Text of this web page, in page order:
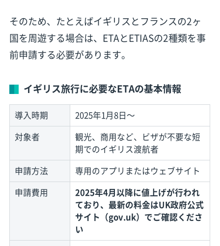
そのため、たとえばイギリスとフランスの2ヶ
国を周遊する場合は、ETAとETIASの2種類を事
前申請する必要があります。
イギリス旅行に必要なETAの基本情報
導入時期
2025年1月8日〜
対象者
観光、商用など、ビザが不要な短
期でのイギリス渡航者
申請方法
専用のアプリまたはウェブサイト
申請費用
2025年4月以降に値上げが行われ
ており、最新の料金はUK政府公式
サイト（gov.uk）でご確認くださ
い